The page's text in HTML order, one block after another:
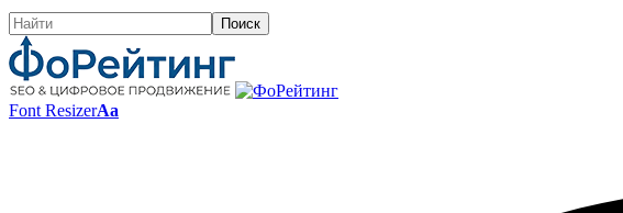
Font ResizerAa